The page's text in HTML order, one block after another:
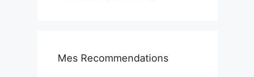
Mes Recommendations